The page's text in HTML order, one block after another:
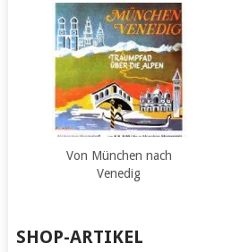
Von München nach
Venedig
SHOP-ARTIKEL